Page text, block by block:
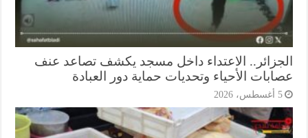
الاعتداء داخل مسجد يكشف تصاعد عنف
الأحياء وتحديات حماية دور العبادة